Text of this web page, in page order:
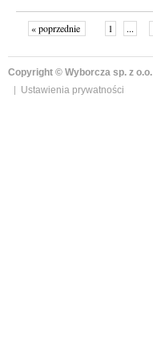
« poprzednie 1 ...
Copyright © Wyborcza sp. z o.o.
Ustawienia prywatności